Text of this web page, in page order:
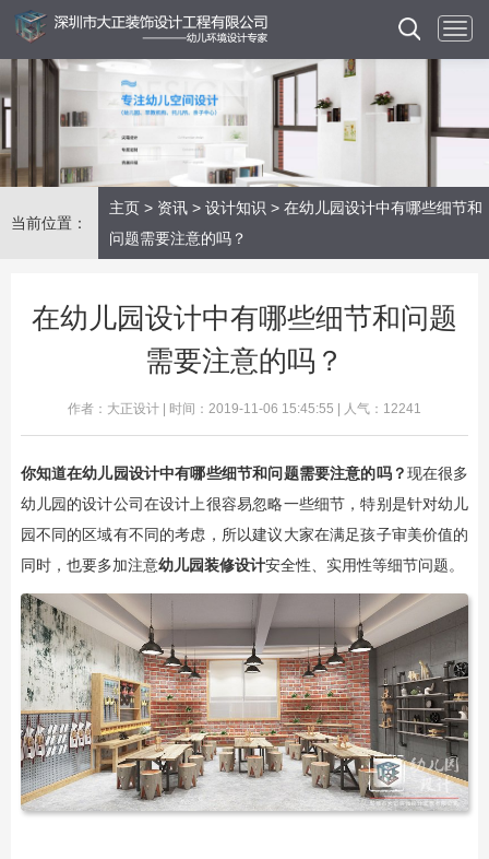
当前位置：
主页 > 资讯 > 设计知识 > 在幼儿园设计中有哪些细节和
问题需要注意的吗？
在幼儿园设计中有哪些细节和问题
需要注意的吗？
作者：大正设计 | 时间：2019-11-06 15:45:55 | 人气：12241
你知道在幼儿园设计中有哪些细节和问题需要注意的吗？现在很多
幼儿园的设计公司在设计上很容易忽略一些细节，特别是针对幼儿
园不同的区域有不同的考虑，所以建议大家在满足孩子审美价值的
同时，也要多加注意幼儿园装修设计安全性、实用性等细节问题。